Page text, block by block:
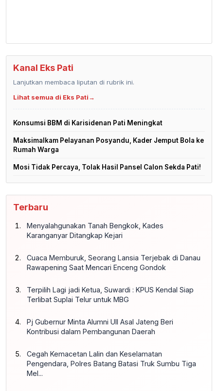
Kanal Eks Pati
Lanjutkan membaca liputan di rubrik ini.
Lihat semua di Eks Pati→
Konsumsi BBM di Karisidenan Pati Meningkat
Maksimalkam Pelayanan Posyandu, Kader Jemput Bola ke
Rumah Warga
Mosi Tidak Percaya, Tolak Hasil Pansel Calon Sekda Pati!
Terbaru
Menyalahgunakan Tanah Bengkok, Kades
Karanganyar Ditangkap Kejari
Cuaca Memburuk, Seorang Lansia Terjebak di Danau
Rawapening Saat Mencari Enceng Gondok
Terpilih Lagi jadi Ketua, Suwardi : KPUS Kendal Siap
Terlibat Suplai Telur untuk MBG
Pj Gubernur Minta Alumni UII Asal Jateng Beri
Kontribusi dalam Pembangunan Daerah
Cegah Kemacetan Lalin dan Keselamatan
Pengendara, Polres Batang Batasi Truk Sumbu Tiga
Mel...